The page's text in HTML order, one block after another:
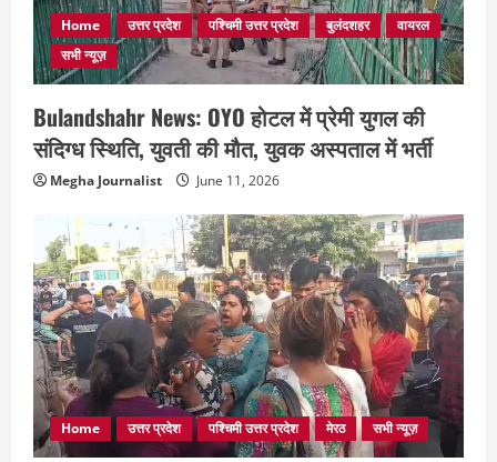
Home उत्तर प्रदेश पश्चिमी उत्तर प्रदेश बुलंदशहर
वायरल
सभी न्यूज़
Bulandshahr News: OYO होटल में प्रेमी युगल की
संदिग्ध स्थिति, युवती की मौत, युवक अस्पताल में भर्ती
Megha Journalist June 11, 2026
Home उत्तर प्रदेश पश्चिमी उत्तर प्रदेश मेरठ सभी न्यूज़